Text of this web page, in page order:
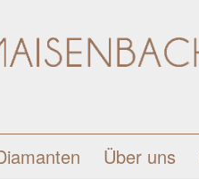
Über uns